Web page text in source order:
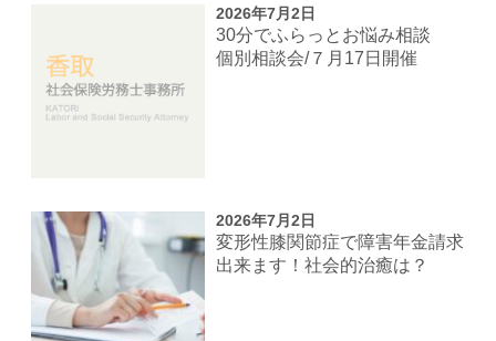
2026年7月2日
30分でふらっとお悩み相談
個別相談会/７月17日開催
2026年7月2日
変形性膝関節症で障害年金請求
出来ます！社会的治癒は？